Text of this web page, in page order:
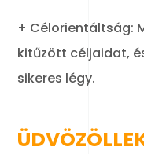
+ Célorientáltság:
kitűzött céljaidat,
sikeres légy.